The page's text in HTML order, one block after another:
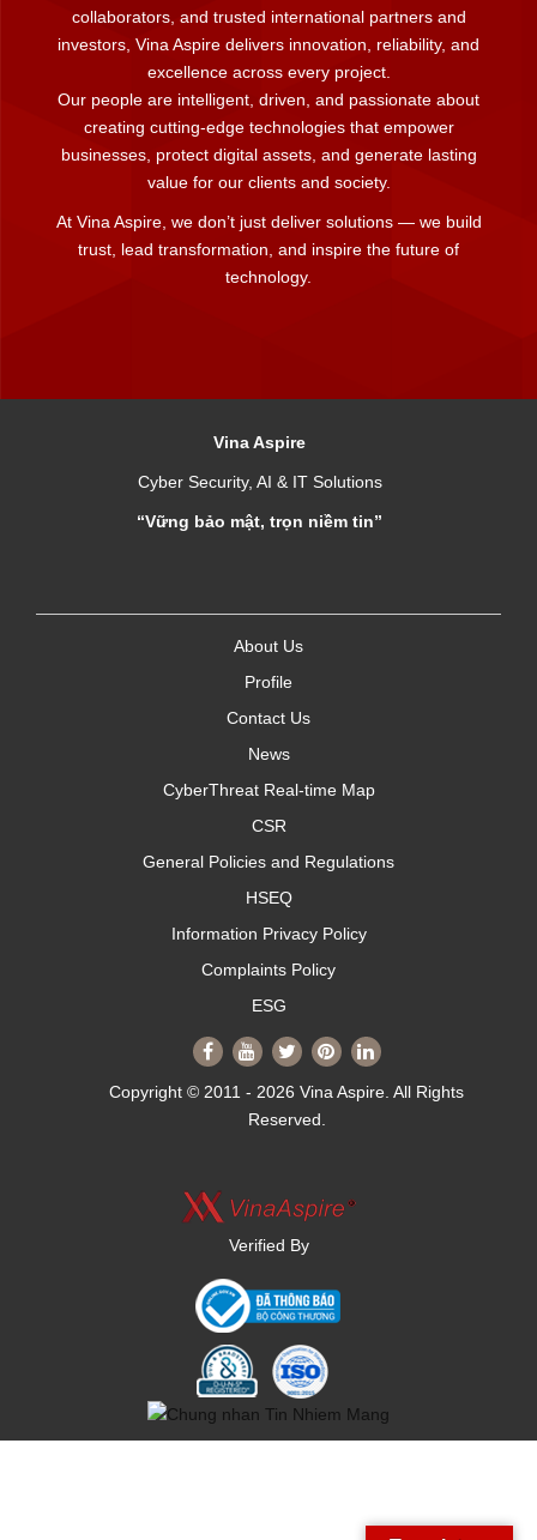
collaborators, and trusted international partners and
investors, Vina Aspire delivers innovation, reliability, and
excellence across every project.
Our people are intelligent, driven, and passionate about
creating cutting-edge technologies that empower
businesses, protect digital assets, and generate lasting
value for our clients and society.
At Vina Aspire, we don’t just deliver solutions — we build
trust, lead transformation, and inspire the future of
technology.
Vina Aspire
Cyber Security, AI & IT Solutions
“Vững bảo mật, trọn niềm tin”
About Us
Profile
Contact Us
News
CyberThreat Real-time Map
CSR
General Policies and Regulations
HSEQ
Information Privacy Policy
Complaints Policy
ESG
Copyright © 2011 - 2026 Vina Aspire. All Rights
Reserved.
Verified By